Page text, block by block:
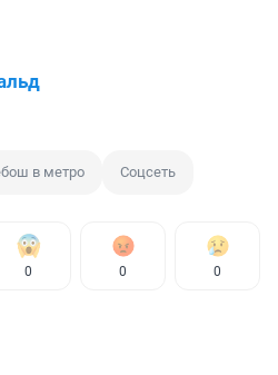
в метро Соцсеть
0 0 0